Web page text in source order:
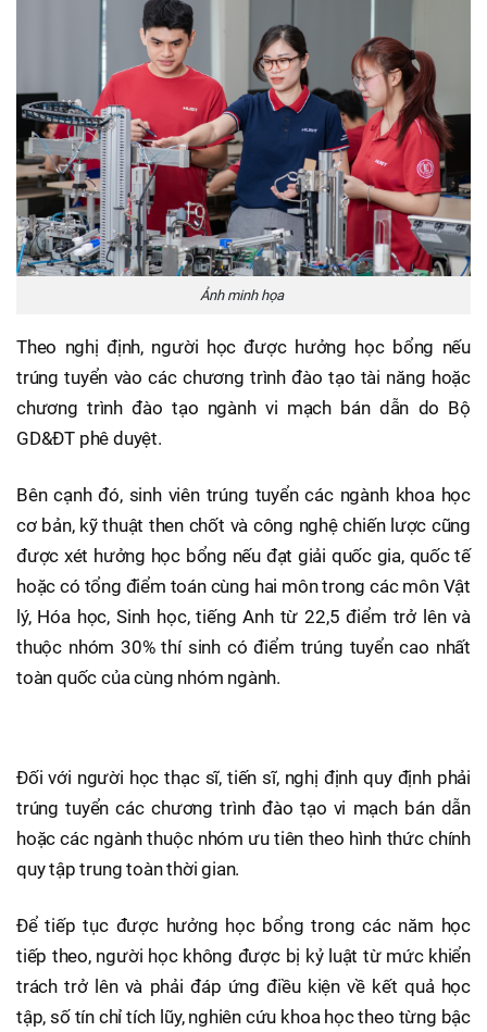
Ảnh minh họa
Theo nghị định, người học được hưởng học bổng nếu
trúng tuyển vào các chương trình đào tạo tài năng hoặc
chương trình đào tạo ngành vi mạch bán dẫn do Bộ
GD&ĐT phê duyệt.
Bên cạnh đó, sinh viên trúng tuyển các ngành khoa học
cơ bản, kỹ thuật then chốt và công nghệ chiến lược cũng
được xét hưởng học bổng nếu đạt giải quốc gia, quốc tế
hoặc có tổng điểm toán cùng hai môn trong các môn Vật
lý, Hóa học, Sinh học, tiếng Anh từ 22,5 điểm trở lên và
thuộc nhóm 30% thí sinh có điểm trúng tuyển cao nhất
toàn quốc của cùng nhóm ngành.
Đối với người học thạc sĩ, tiến sĩ, nghị định quy định phải
trúng tuyển các chương trình đào tạo vi mạch bán dẫn
hoặc các ngành thuộc nhóm ưu tiên theo hình thức chính
quy tập trung toàn thời gian.
Để tiếp tục được hưởng học bổng trong các năm học
tiếp theo, người học không được bị kỷ luật từ mức khiển
trách trở lên và phải đáp ứng điều kiện về kết quả học
tập, số tín chỉ tích lũy, nghiên cứu khoa học theo từng bậc